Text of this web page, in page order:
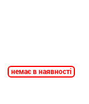
немає в наявності